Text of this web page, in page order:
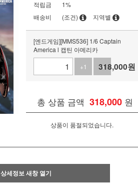
적립금
1%
배송비
(조건) 지역별
[엔드게임][MMS536] 1/6 Captain
America l 캡틴 아메리카
+1
-1
318,000원
총 상품 금액 318,000 원
상품이 품절되었습니다.
상세정보 새창 열기